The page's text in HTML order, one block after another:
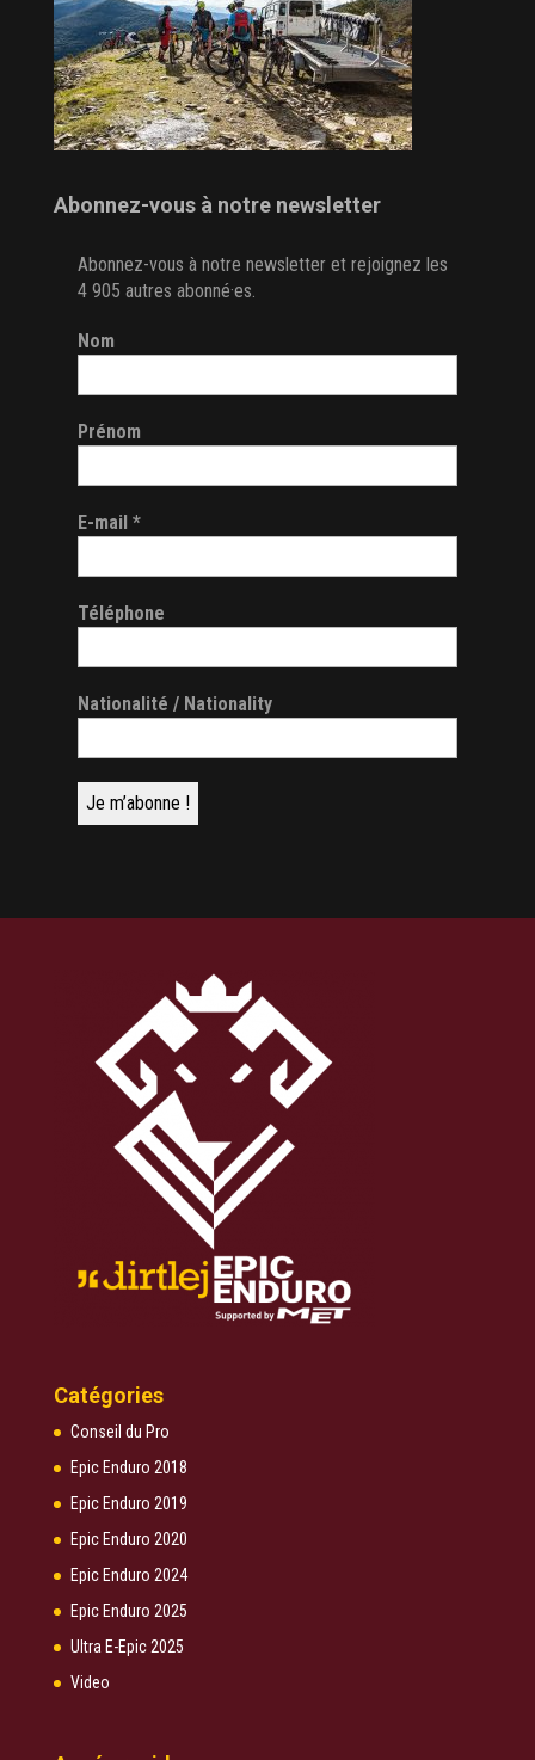
Abonnez-vous à notre newsletter
Abonnez-vous à notre newsletter et rejoignez les
4 905 autres abonné·es.
Nom
Prénom
E-mail *
Téléphone
Nationalité / Nationality
Catégories
Conseil du Pro
Epic Enduro 2018
Epic Enduro 2019
Epic Enduro 2020
Epic Enduro 2024
Epic Enduro 2025
Ultra E-Epic 2025
Video